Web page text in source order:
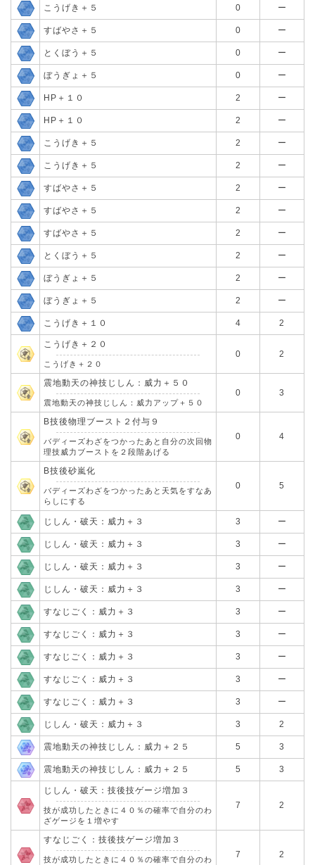
こうげき＋５ 0 ー
すばやさ＋５ 0 ー
とくぼう＋５ 0 ー
ぼうぎょ＋５ 0 ー
HP＋１０ 2 ー
HP＋１０ 2 ー
こうげき＋５ 2 ー
こうげき＋５ 2 ー
すばやさ＋５ 2 ー
すばやさ＋５ 2 ー
すばやさ＋５ 2 ー
とくぼう＋５ 2 ー
ぼうぎょ＋５ 2 ー
ぼうぎょ＋５ 2 ー
こうげき＋１０ 4 2
こうげき＋２０
こうげき＋２０
0 2
震地動天の神技じしん：威力＋５０
震地動天の神技じしん：威力アップ＋５０
0 3
B技後物理ブースト２付与９
バディーズわざをつかったあと自分の次回物
理技威力ブーストを２段階あげる
0 4
B技後砂嵐化
バディーズわざをつかったあと天気をすなあ
らしにする
0 5
じしん・破天：威力＋３ 3 ー
じしん・破天：威力＋３ 3 ー
じしん・破天：威力＋３ 3 ー
じしん・破天：威力＋３ 3 ー
すなじごく：威力＋３ 3 ー
すなじごく：威力＋３ 3 ー
すなじごく：威力＋３ 3 ー
すなじごく：威力＋３ 3 ー
すなじごく：威力＋３ 3 ー
じしん・破天：威力＋３ 3 2
震地動天の神技じしん：威力＋２５ 5 3
震地動天の神技じしん：威力＋２５ 5 3
じしん・破天：技後技ゲージ増加３
技が成功したときに４０％の確率で自分のわ
ざゲージを１増やす
7 2
すなじごく：技後技ゲージ増加３
技が成功したときに４０％の確率で自分のわ
7 2